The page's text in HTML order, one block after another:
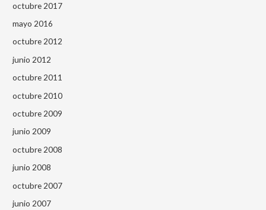
octubre 2017
mayo 2016
octubre 2012
junio 2012
octubre 2011
octubre 2010
octubre 2009
junio 2009
octubre 2008
junio 2008
octubre 2007
junio 2007